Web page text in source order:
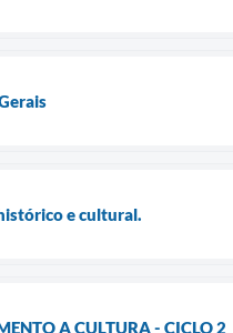
e cultural.
A CULTURA - CICLO 2